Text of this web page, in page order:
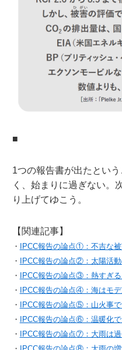
■
1つの報告書が出たとい
く、始まりに過ぎない。
り上げてゆこう。
【関連記事】
・
IPCC報告の論点①：不吉な
・
IPCC報告の論点②：太陽活
・
IPCC報告の論点③：熱すぎ
・
IPCC報告の論点④：海はモ
・
IPCC報告の論点⑤：山火事
・
IPCC報告の論点⑥：温暖化
・
IPCC報告の論点⑦：大雨は